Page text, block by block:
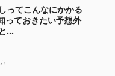
ってこんなにかかる
っておきたい予想外
...